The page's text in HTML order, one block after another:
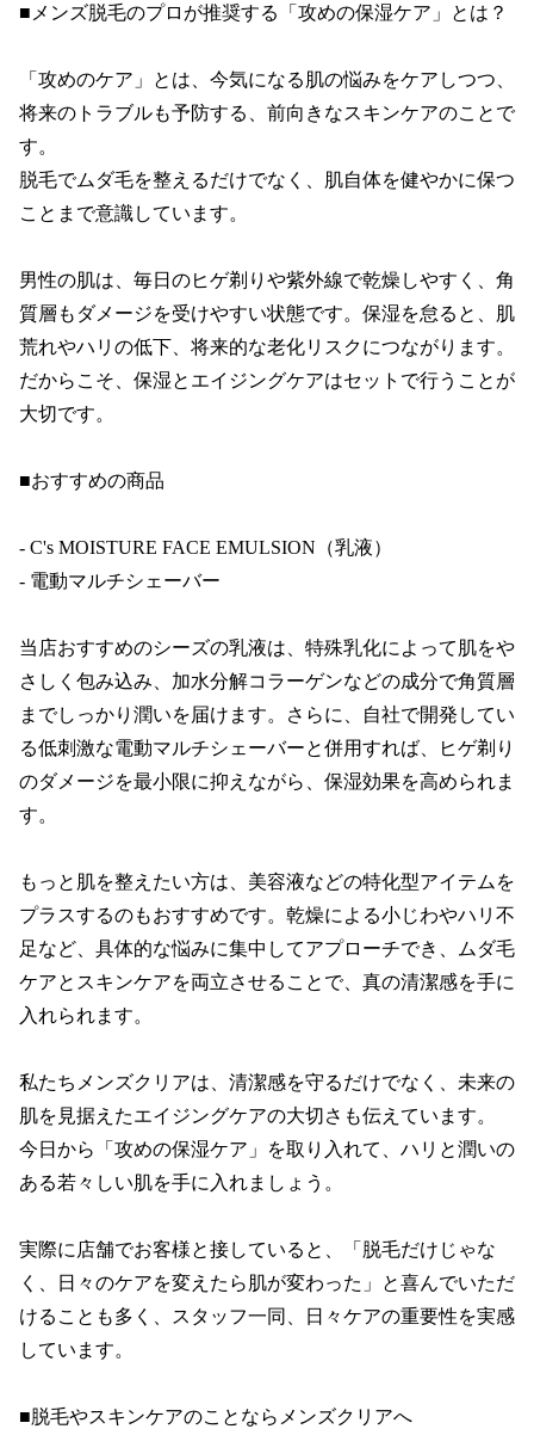
■メンズ脱毛のプロが推奨する「攻めの保湿ケア」とは？
「攻めのケア」とは、今気になる肌の悩みをケアしつつ、
将来のトラブルも予防する、前向きなスキンケアのことで
す。
脱毛でムダ毛を整えるだけでなく、肌自体を健やかに保つ
ことまで意識しています。
男性の肌は、毎日のヒゲ剃りや紫外線で乾燥しやすく、角
質層もダメージを受けやすい状態です。保湿を怠ると、肌
荒れやハリの低下、将来的な老化リスクにつながります。
だからこそ、保湿とエイジングケアはセットで行うことが
大切です。
■おすすめの商品
- C's MOISTURE FACE EMULSION（乳液）
- 電動マルチシェーバー
当店おすすめのシーズの乳液は、特殊乳化によって肌をや
さしく包み込み、加水分解コラーゲンなどの成分で角質層
までしっかり潤いを届けます。さらに、自社で開発してい
る低刺激な電動マルチシェーバーと併用すれば、ヒゲ剃り
のダメージを最小限に抑えながら、保湿効果を高められま
す。
もっと肌を整えたい方は、美容液などの特化型アイテムを
プラスするのもおすすめです。乾燥による小じわやハリ不
足など、具体的な悩みに集中してアプローチでき、ムダ毛
ケアとスキンケアを両立させることで、真の清潔感を手に
入れられます。
私たちメンズクリアは、清潔感を守るだけでなく、未来の
肌を見据えたエイジングケアの大切さも伝えています。
今日から「攻めの保湿ケア」を取り入れて、ハリと潤いの
ある若々しい肌を手に入れましょう。
実際に店舗でお客様と接していると、「脱毛だけじゃな
く、日々のケアを変えたら肌が変わった」と喜んでいただ
けることも多く、スタッフ一同、日々ケアの重要性を実感
しています。
■脱毛やスキンケアのことならメンズクリアへ